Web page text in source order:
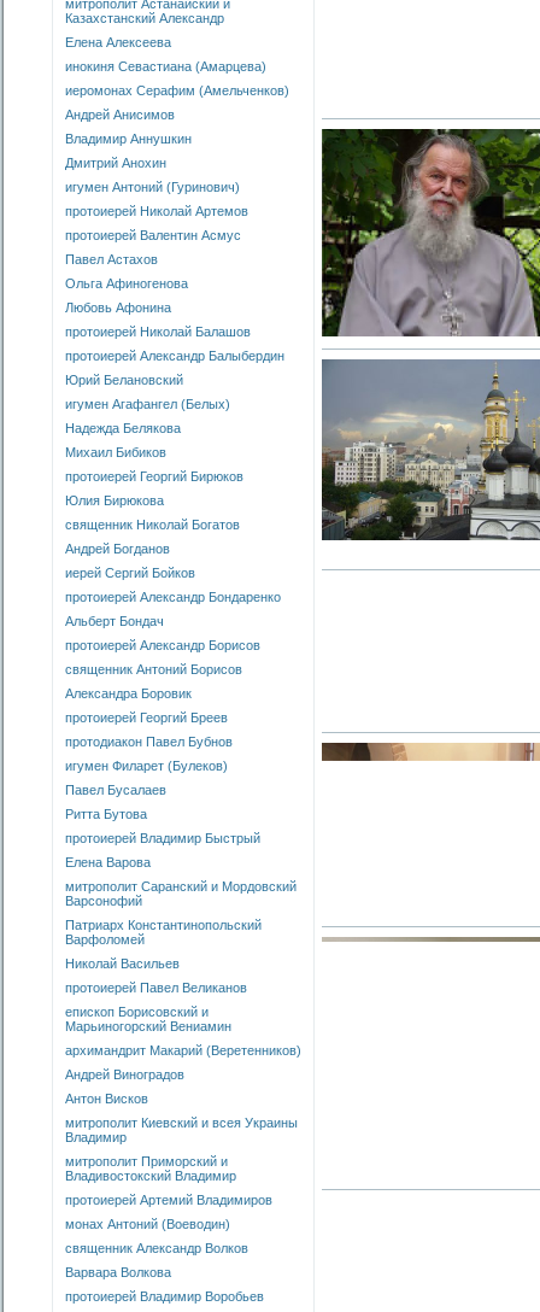
митрополит Астанайский и
Казахстанский Александр
Елена Алексеева
инокиня Севастиана (Амарцева)
иеромонах Серафим (Амельченков)
Андрей Анисимов
Владимир Аннушкин
Дмитрий Анохин
игумен Антоний (Гуринович)
протоиерей Николай Артемов
протоиерей Валентин Асмус
Павел Астахов
Ольга Афиногенова
Любовь Афонина
протоиерей Николай Балашов
протоиерей Александр Балыбердин
Юрий Белановский
игумен Агафангел (Белых)
Надежда Белякова
Михаил Бибиков
протоиерей Георгий Бирюков
Юлия Бирюкова
священник Николай Богатов
Андрей Богданов
иерей Сергий Бойков
протоиерей Александр Бондаренко
Альберт Бондач
протоиерей Александр Борисов
священник Антоний Борисов
Александра Боровик
протоиерей Георгий Бреев
протодиакон Павел Бубнов
игумен Филарет (Булеков)
Павел Бусалаев
Ритта Бутова
протоиерей Владимир Быстрый
Елена Варова
митрополит Саранский и Мордовский
Варсонофий
Патриарх Константинопольский
Варфоломей
Николай Васильев
протоиерей Павел Великанов
епископ Борисовский и
Марьиногорский Вениамин
архимандрит Макарий (Веретенников)
Андрей Виноградов
Антон Висков
митрополит Киевский и всея Украины
Владимир
митрополит Приморский и
Владивостокский Владимир
протоиерей Артемий Владимиров
монах Антоний (Воеводин)
священник Александр Волков
Варвара Волкова
протоиерей Владимир Воробьев